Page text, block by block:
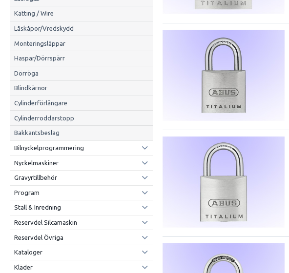
Kätting / Wire
Låskåpor/Vredskydd
Monteringsläppar
Haspar/Dörrspärr
Dörröga
Blindkärnor
Cylinderförlängare
Cylinderroddarstopp
Bakkantsbeslag
Bilnyckelprogrammering
Nyckelmaskiner
Gravyrtillbehör
Program
Ställ & Inredning
Reservdel Silcamaskin
Reservdel Övriga
Kataloger
Kläder